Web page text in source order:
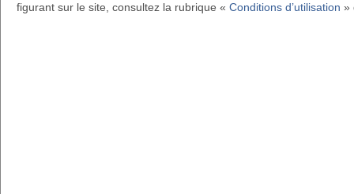
figurant sur le site, consultez la rubrique « Conditions d’utilisation »